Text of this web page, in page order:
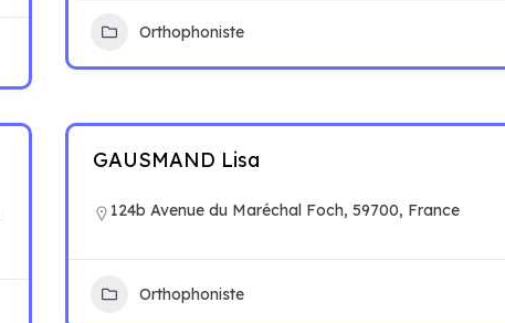
Orthophoniste
GAUSMAND Lisa
124b Avenue du Maréchal Foch, 59700, France
Orthophoniste